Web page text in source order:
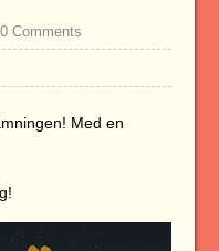
0 Comments
Med en